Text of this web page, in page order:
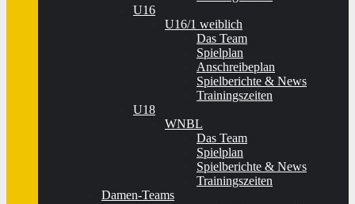
U16
U16/1 weiblich
Das Team
Spielplan
Anschreibeplan
Spielberichte & News
Trainingszeiten
U18
WNBL
Das Team
Spielplan
Spielberichte & News
Trainingszeiten
Damen-Teams